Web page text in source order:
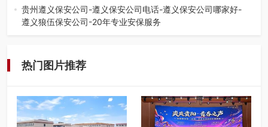
弦乐（合唱）艺术交流活动…
贵州遵义保安公司-遵义保安公司电话-遵义保安公司哪家好-
遵义狼伍保安公司-20年专业安保服务
热门图片推荐